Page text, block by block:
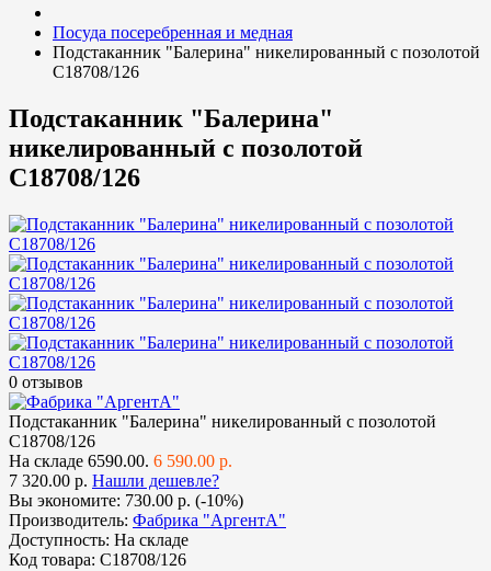
Посуда посеребренная и медная
Подстаканник "Балерина" никелированный с позолотой
С18708/126
Подстаканник "Балерина"
никелированный с позолотой
С18708/126
0 отзывов
Подстаканник "Балерина" никелированный с позолотой
С18708/126
На складе 6590.00. 6 590.00 р.
7 320.00 р. Нашли дешевле?
Вы экономите: 730.00 р. (-10%)
Производитель: Фабрика "АргентА"
Доступность: На складе
Код товара: С18708/126